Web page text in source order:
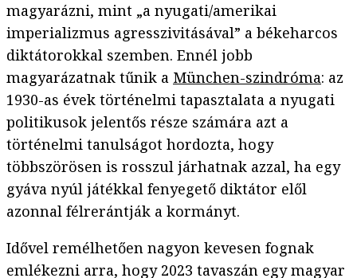
magyarázni, mint „a nyugati/amerikai
imperializmus agresszivitásával” a békeharcos
diktátorokkal szemben. Ennél jobb
magyarázatnak tűnik a München-szindróma: az
1930-as évek történelmi tapasztalata a nyugati
politikusok jelentős része számára azt a
történelmi tanulságot hordozta, hogy
többszörösen is rosszul járhatnak azzal, ha egy
gyáva nyúl játékkal fenyegető diktátor elől
azonnal félrerántják a kormányt.
Idővel remélhetően nagyon kevesen fognak
emlékezni arra, hogy 2023 tavaszán egy magyar